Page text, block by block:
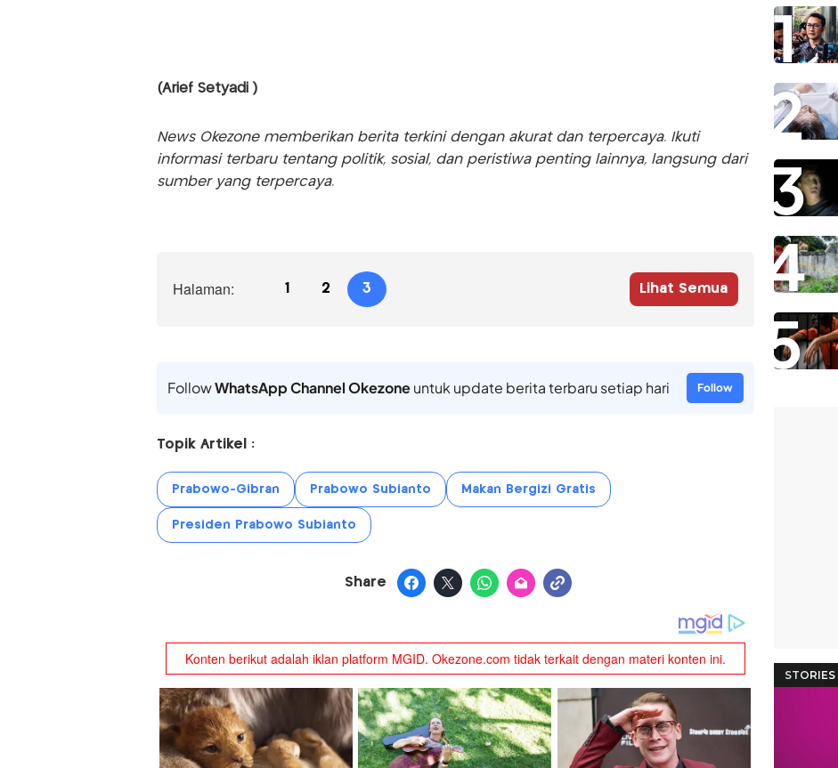
(Arief Setyadi )
News Okezone memberikan berita terkini dengan akurat dan terpercaya. Ikuti
informasi terbaru tentang politik, sosial, dan peristiwa penting lainnya, langsung dari
sumber yang terpercaya.
Halaman: 1 2 3 Lihat Semua
FollowWhatsApp Channel Okezoneuntuk update berita terbaru setiap hari Follow
Topik Artikel :
Prabowo-Gibran Prabowo Subianto Makan Bergizi Gratis
Presiden Prabowo Subianto
Share